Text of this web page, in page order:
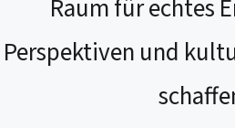
Raum für echtes
Perspektiven und